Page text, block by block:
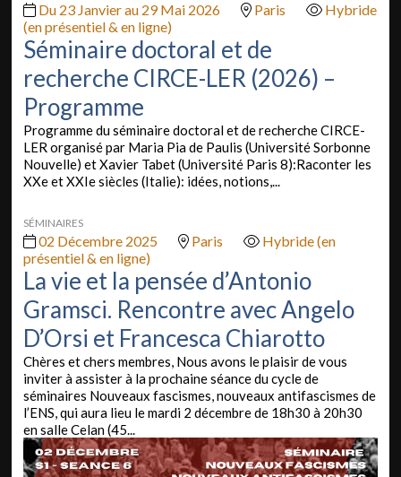
Du 23 Janvier au 29 Mai 2026 Paris
Hybride
(en présentiel & en ligne)
Séminaire doctoral et de
recherche CIRCE-LER (2026) –
Programme
Programme du séminaire doctoral et de recherche CIRCE-
LER organisé par Maria Pia de Paulis (Université Sorbonne
Nouvelle) et Xavier Tabet (Université Paris 8):Raconter les
XXe et XXIe siècles (Italie): idées, notions,...
SÉMINAIRES
02 Décembre 2025 Paris
Hybride (en
présentiel & en ligne)
La vie et la pensée d’Antonio
Gramsci. Rencontre avec Angelo
D’Orsi et Francesca Chiarotto
Chères et chers membres, Nous avons le plaisir de vous
inviter à assister à la prochaine séance du cycle de
séminaires Nouveaux fascismes, nouveaux antifascismes de
l’ENS, qui aura lieu le mardi 2 décembre de 18h30 à 20h30
en salle Celan (45...